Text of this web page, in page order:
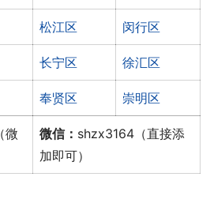
松江区 闵行区
长宁区 徐汇区
奉贤区 崇明区
微
微信： shzx3164（直接添
加即可）